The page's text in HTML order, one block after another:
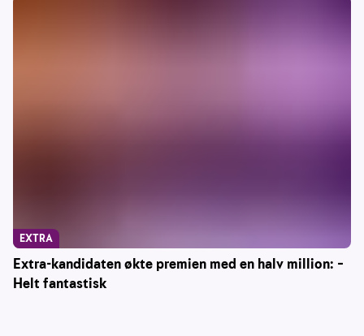
Extra-kandidaten økte premien med en halv million: –
Helt fantastisk
EXTRA